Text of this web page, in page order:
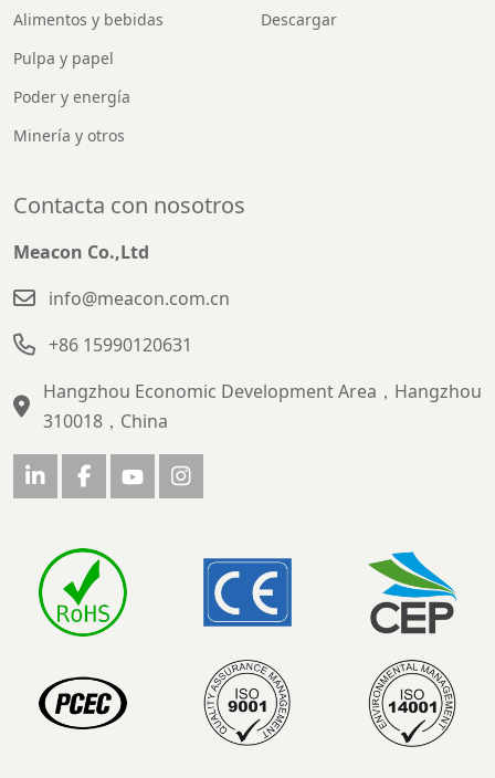
Alimentos y bebidas
Pulpa y papel
Poder y energía
Minería y otros
Descargar
Contacta con nosotros
Meacon Co.,Ltd
info@meacon.com.cn
+86 15990120631
Hangzhou Economic Development Area，Hangzhou
310018，China